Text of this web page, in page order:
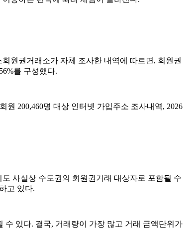
원권거래소가 자체 조사한 내역에 따르면, 회원권
를 구성했다.
200,460명 대상 인터넷 가입주소 조사내역, 2026
사실상 수도권의 회원권거래 대상자로 포함될 수
고 있다.
수 있다. 결국, 거래량이 가장 많고 거래 금액단위가